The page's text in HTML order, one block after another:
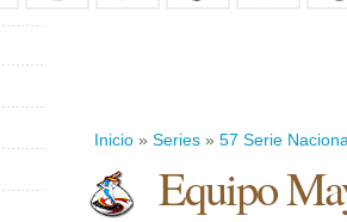
Inicio » Series » 57 Serie
Equipo